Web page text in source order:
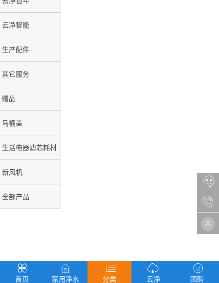
首页 家用净水 分类 云净 团购
云净智能
生产配件
其它服务
赠品
马桶盖
生活电器滤芯耗材
新风机
全部产品